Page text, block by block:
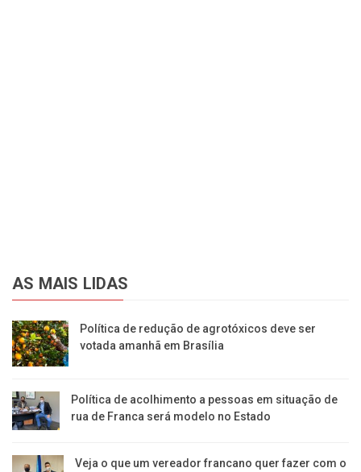
AS MAIS LIDAS
Política de redução de agrotóxicos deve ser
votada amanhã em Brasília
Política de acolhimento a pessoas em situação de
rua de Franca será modelo no Estado
Veja o que um vereador francano quer fazer com o